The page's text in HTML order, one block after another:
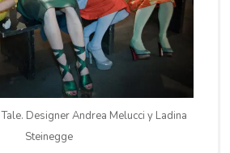
Designer Andrea Melucci y Ladina
Steinegge